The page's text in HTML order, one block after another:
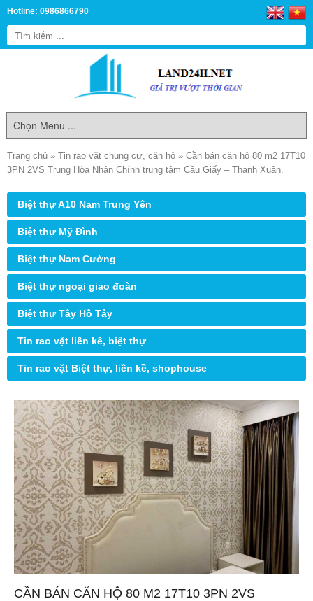
Hotline: 0986866790
Trang chủ » Tin rao vặt chung cư, căn hộ » Cần bán căn hộ 80 m2 17T10
3PN 2VS Trung Hòa Nhân Chính trung tâm Cầu Giấy – Thanh Xuân.
Biệt thự A10 Nam Trung Yên
Biệt thự Mỹ Đình
Biệt thự Nam Cường
Biệt thự ngoại giao đoàn
Biệt thự Tây Hồ Tây
Tin rao vặt liền kề, biệt thự
Tin rao vặt Biệt thự, liền kề, shophouse
CẦN BÁN CĂN HỘ 80 M2 17T10 3PN 2VS